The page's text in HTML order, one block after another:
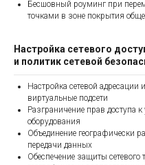
Бесшовный роуминг при
точками в зоне покрытия
Настройка сетевого
и политик сетевой
Настройка сетевой адресации
виртуальные подсети
Разграничение прав доступа к
оборудования
Объединение географически
передачи данных
Обеспечение защиты сетевого